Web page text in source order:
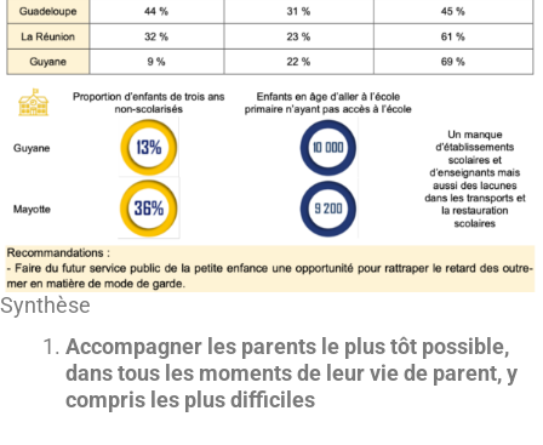
Synthèse
Accompagner les parents le plus tôt possible,
dans tous les moments de leur vie de parent, y
compris les plus difficiles